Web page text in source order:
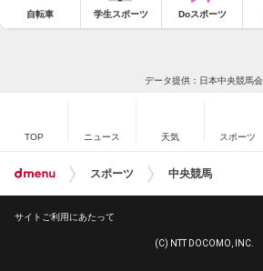
自転車 学生スポーツ Doスポーツ
データ提供：日本中央競馬会
TOP ニュース 天気 スポーツ
スポーツ 中央競馬
サイトご利用にあたって
(C) NTT DOCOMO, INC.